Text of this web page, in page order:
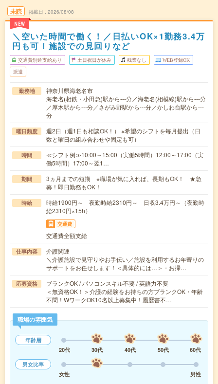
未読
NEW
掲載日 2026/08/08
＼空いた時間で働く！／日払いOK×1勤務3.4万
円も可！施設での見回りなど
交通費別途支給あり 土日祝日が休み 残業なし WEB登録OK
派遣
勤務地
神奈川県海老名市
海老名(相鉄・小田急)駅から---分／海老名(相模線)駅から---分
／厚木駅から---分／さがみ野駅から---分／かしわ台駅から---
分
曜日頻度
週2日（週1日も相談OK！） ※希望のシフトを毎月提出（日
数と曜日の組み合わせや固定も可）
時間
≪シフト例≫10:00～15:00（実働5時間）12:00～17:00（実
働5時間）17:00～翌1…
期間
3ヵ月までの短期 ※職場が気に入れば、長期もOK！ ★急
募！即日勤務もOK！
時給
時給1900円～ 夜勤時給2310円～ 日収3.4万円～（夜勤時
給2310円×15h）
交通費
交通費全額支給
仕事内容
介護関連
＼介護施設で見守りやお手伝い／施設を利用するお年寄りの
サポートをお任せします！＜具体的には…＞・お掃…
応募資格
ブランクOK / パソコンスキル不要 / 英語力不要
＜無資格OK！＞介護の経験をお持ちの方ブランクOK・年齢
不問！WワークOK10名以上募集中！履歴書不…
職場の雰囲気
年齢層
20代
30代 40代 50代
60代
男女比率
女性
男性